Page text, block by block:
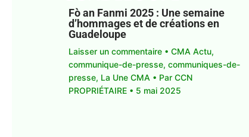
Fò an Fanmi 2025 : Une semaine
d’hommages et de créations en
Guadeloupe
Laisser un commentaire •CMA Actu,
communique-de-presse,communiques-de-
presse, La Une CMA • ParCCN
PROPRIÉTAIRE • 5 mai 2025